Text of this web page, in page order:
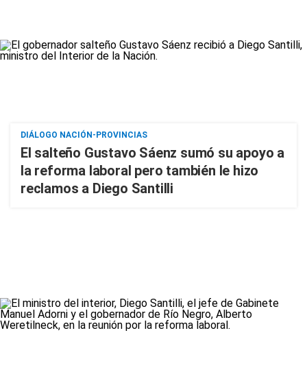
DIÁLOGO NACIÓN-PROVINCIAS
El salteño Gustavo Sáenz sumó su apoyo a
la reforma laboral pero también le hizo
reclamos a Diego Santilli